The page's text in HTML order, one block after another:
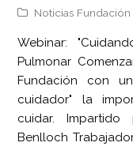
Noticias
Webinar:
Pulmonar
Fundación con
cuidador" la
cuidar. Impartido
Benlloch